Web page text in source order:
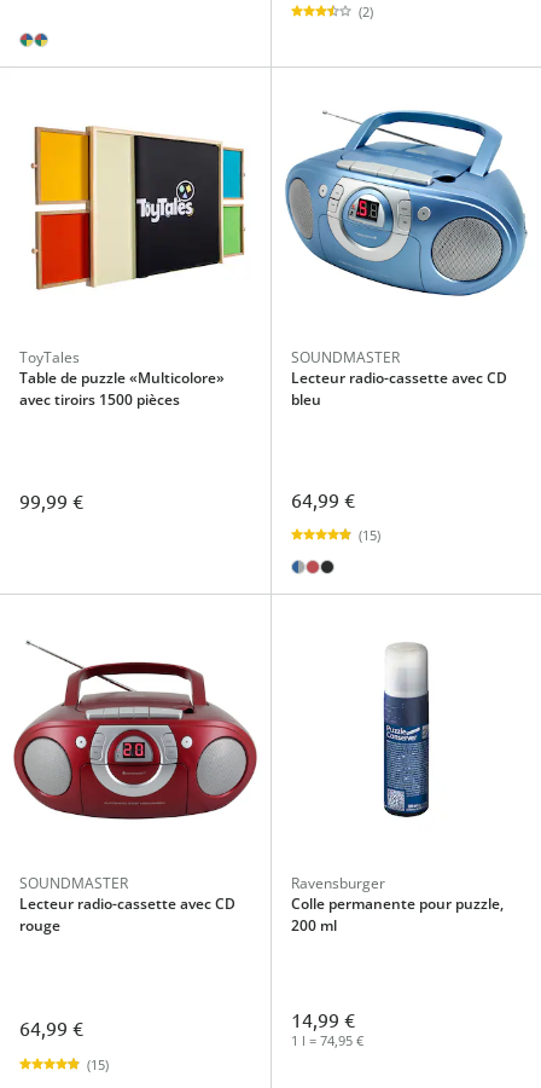
(2)
ToyTales
Table de puzzle «Multicolore»
avec tiroirs 1500 pièces
99,99 €
SOUNDMASTER
Lecteur radio-cassette avec CD
bleu
64,99 €
(15)
SOUNDMASTER
Lecteur radio-cassette avec CD
rouge
64,99 €
(15)
Ravensburger
Colle permanente pour puzzle,
200 ml
14,99 €
1 l = 74,95 €